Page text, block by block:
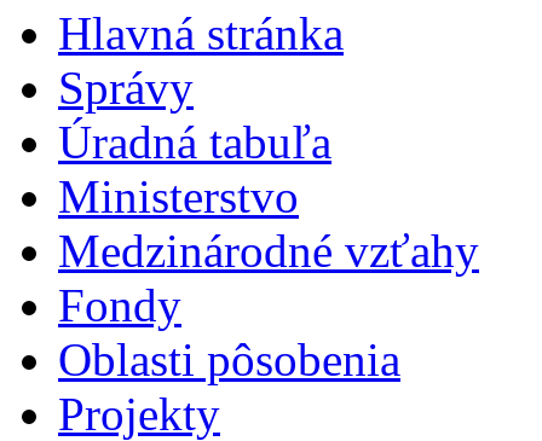
Hlavná stránka
Správy
Úradná tabuľa
Ministerstvo
Medzinárodné vzťahy
Fondy
Oblasti pôsobenia
Projekty